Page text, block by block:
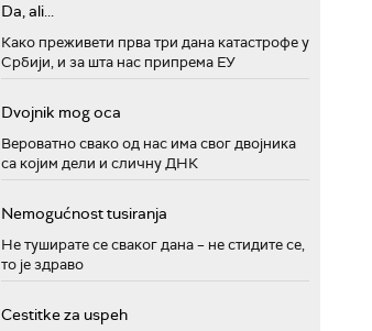
Da, ali...
Како преживети прва три дана катастрофе у
Србији, и за шта нас припрема ЕУ
Dvojnik mog oca
Вероватно свако од нас има свог двојника
са којим дели и сличну ДНК
Nemogućnost tusiranja
Не туширате се сваког дана – не стидите се,
то је здраво
Cestitke za uspeh